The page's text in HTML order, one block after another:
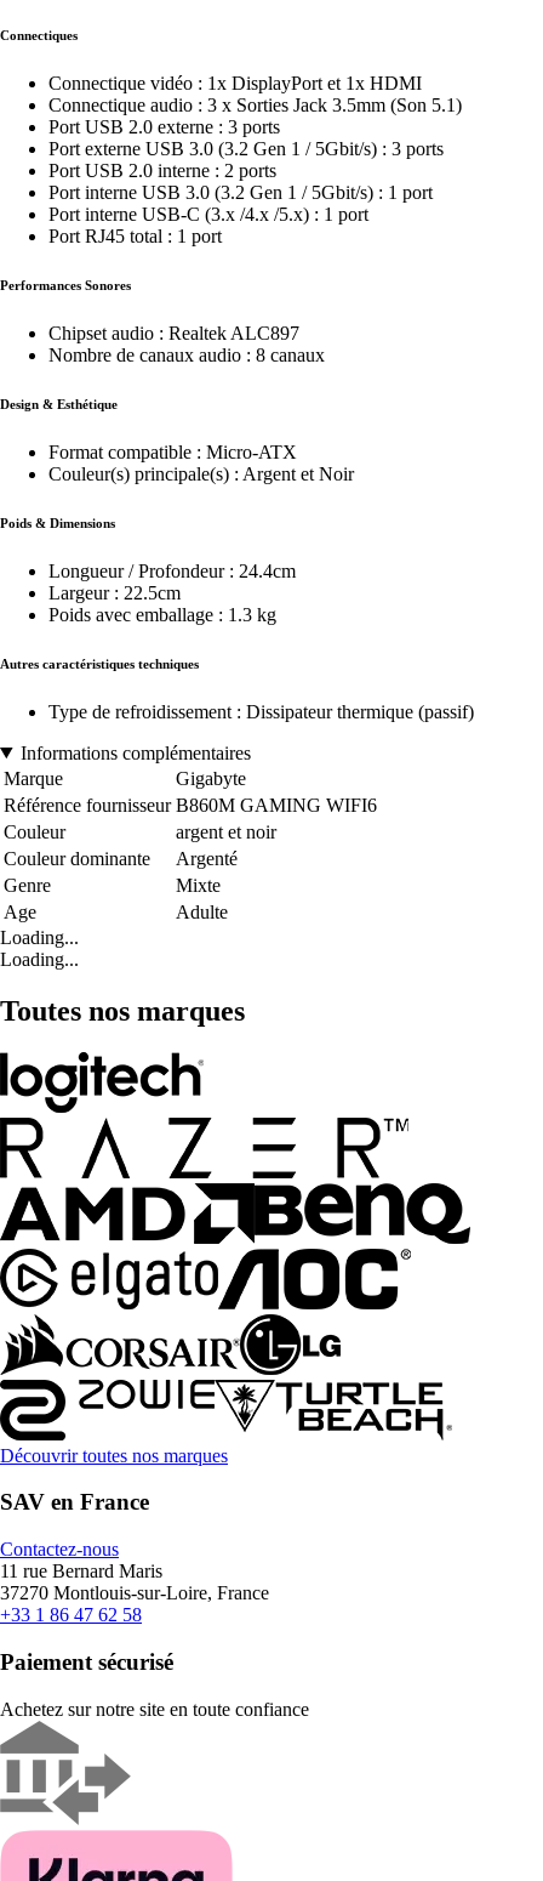
Connectiques
Connectique vidéo : 1x DisplayPort et 1x HDMI
Connectique audio : 3 x Sorties Jack 3.5mm (Son 5.1)
Port USB 2.0 externe : 3 ports
Port externe USB 3.0 (3.2 Gen 1 / 5Gbit/s) : 3 ports
Port USB 2.0 interne : 2 ports
Port interne USB 3.0 (3.2 Gen 1 / 5Gbit/s) : 1 port
Port interne USB-C (3.x /4.x /5.x) : 1 port
Port RJ45 total : 1 port
Performances Sonores
Chipset audio : Realtek ALC897
Nombre de canaux audio : 8 canaux
Design & Esthétique
Format compatible : Micro-ATX
Couleur(s) principale(s) : Argent et Noir
Poids & Dimensions
Longueur / Profondeur : 24.4cm
Largeur : 22.5cm
Poids avec emballage : 1.3 kg
Autres caractéristiques techniques
Type de refroidissement : Dissipateur thermique (passif)
Informations complémentaires
Marque
Gigabyte
Référence fournisseur B860M GAMING WIFI6
Couleur
argent et noir
Couleur dominante
Argenté
Genre
Mixte
Age
Adulte
Loading...
Loading...
Toutes nos marques
Découvrir toutes nos marques
SAV en France
Contactez-nous
11 rue Bernard Maris
37270 Montlouis-sur-Loire, France
+33 1 86 47 62 58
Paiement sécurisé
Achetez sur notre site en toute confiance